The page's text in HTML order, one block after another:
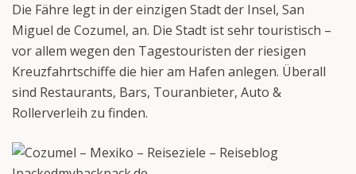
Die Fähre legt in der einzigen Stadt der Insel, San
Miguel de Cozumel, an. Die Stadt ist sehr touristisch –
vor allem wegen den Tagestouristen der riesigen
Kreuzfahrtschiffe die hier am Hafen anlegen. Überall
sind Restaurants, Bars, Touranbieter, Auto &
Rollerverleih zu finden.